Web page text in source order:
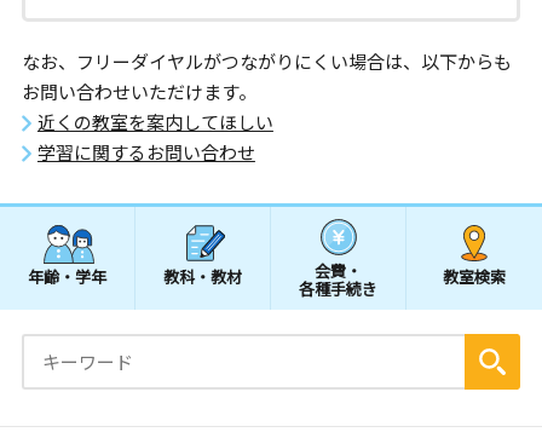
なお、フリーダイヤルがつながりにくい場合は、以下からも
お問い合わせいただけます。
近くの教室を案内してほしい
学習に関するお問い合わせ
年齢・学年 教科・教材 会費・
各種手続き
教室検索